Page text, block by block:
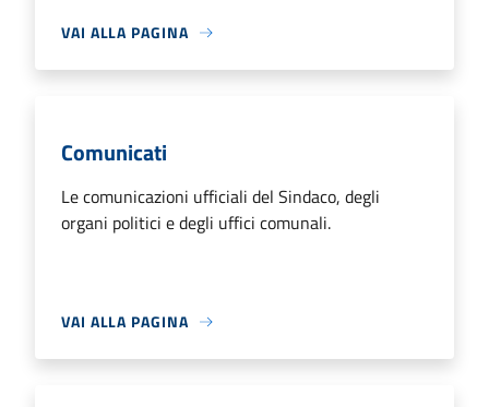
VAI ALLA PAGINA
Comunicati
Le comunicazioni ufficiali del Sindaco, degli
organi politici e degli uffici comunali.
VAI ALLA PAGINA